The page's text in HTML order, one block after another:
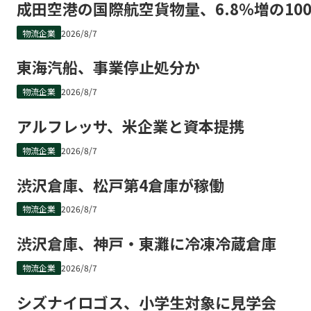
成田空港の国際航空貨物量、6.8％増の
物流企業 2026/8/7
東海汽船、事業停止処分か
物流企業 2026/8/7
アルフレッサ、米企業と資本提携
物流企業 2026/8/7
渋沢倉庫、松戸第4倉庫が稼働
物流企業 2026/8/7
渋沢倉庫、神戸・東灘に冷凍冷蔵倉庫
物流企業 2026/8/7
シズナイロゴス、小学生対象に見学会